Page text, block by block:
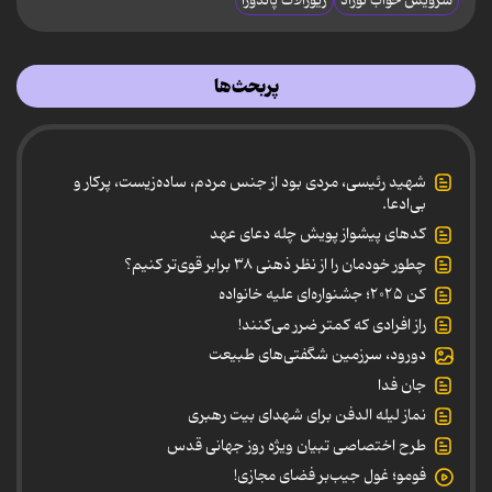
پربحث‌ها
شهید رئیسی، مردی بود از جنس مردم، ساده‌زیست، پرکار و
بی‌ادعا.
کدهای پیشواز پویش چله دعای عهد
چطور خودمان را از نظر ذهنی ۳۸ برابر قوی‌تر کنیم؟
کن ۲۰۲۵؛ جشنواره‌ای علیه خانواده
راز افرادی که کمتر ضرر می‌کنند!
دورود، سرزمین شگفتی‌های طبیعت
جان فدا
نماز لیله الدفن برای شهدای بیت رهبری
طرح اختصاصی تبیان ویژه روز جهانی قدس
فومو؛ غول جیب‌بر فضای مجازی!